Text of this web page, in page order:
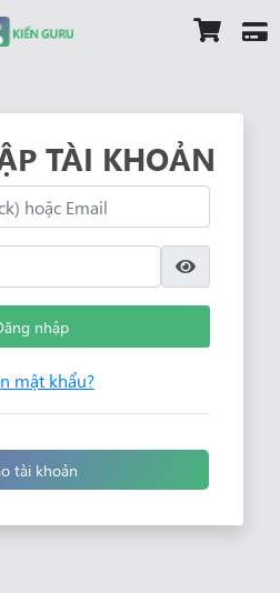
TÀI KHOẢN
nhập
mật khẩu?
tài khoản